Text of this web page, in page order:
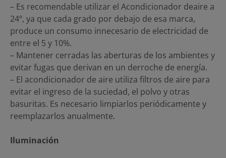
– Es recomendable utilizar el Acondicionador deaire a
24º, ya que cada grado por debajo de esa marca,
produce un consumo innecesario de electricidad de
entre el 5 y 10%.
– Mantener cerradas las aberturas de los ambientes y
evitar fugas que derivan en un derroche de energía.
– El acondicionador de aire utiliza filtros de aire para
evitar el ingreso de la suciedad, el polvo y otras
basuritas. Es necesario limpiarlos periódicamente y
reemplazarlos anualmente.
Iluminación